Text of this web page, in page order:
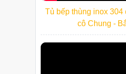
Tủ bếp thùng inox 304
cô Chung -